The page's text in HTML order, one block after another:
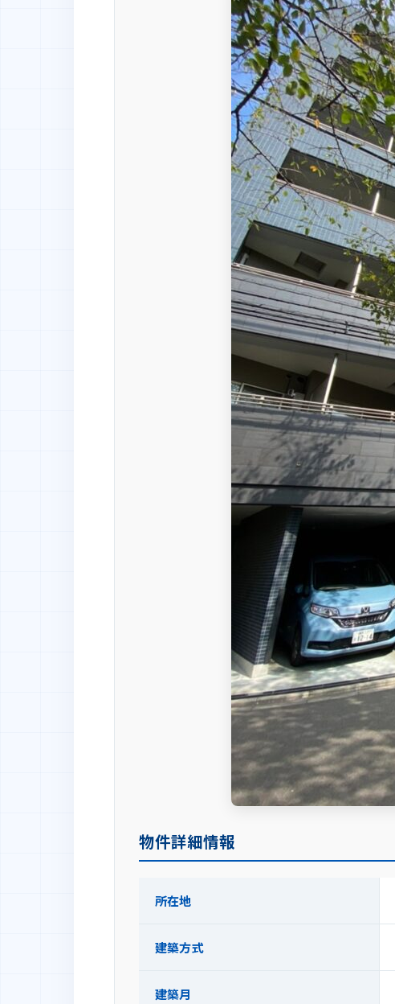
物件詳細情報
所在地
建築方式
建築月